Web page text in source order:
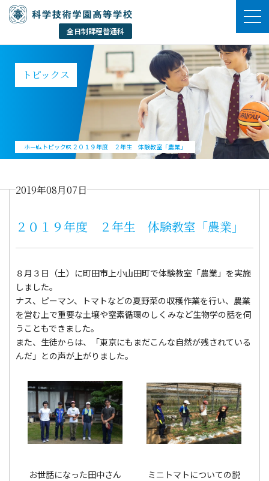
トピックス
ホーム トピックス ２０１９年度 ２年生 体験教室「農業」
2019年08月07日
２０１９年度 ２年生 体験教室「農業」
８月３日（土）に町田市上小山田町で体験教室「農業」を実施
しました。
ナス、ピーマン、トマトなどの夏野菜の収穫作業を行い、農業
を営む上で重要な土壌や窒素循環のしくみなど生物学の話を伺
うこともできました。
また、生徒からは、「東京にもまだこんな自然が残されている
んだ」との声が上がりました。
お世話になった田中さん
ミニトマトについての説